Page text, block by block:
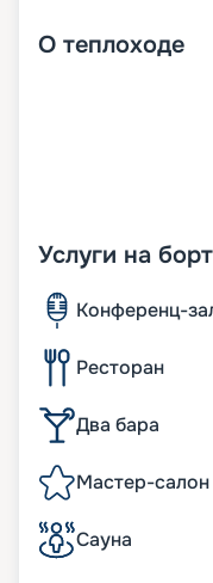
О теплоходе
Услуги на
Конференц-
Ресторан
Два бара
Мастер-салон
Сауна